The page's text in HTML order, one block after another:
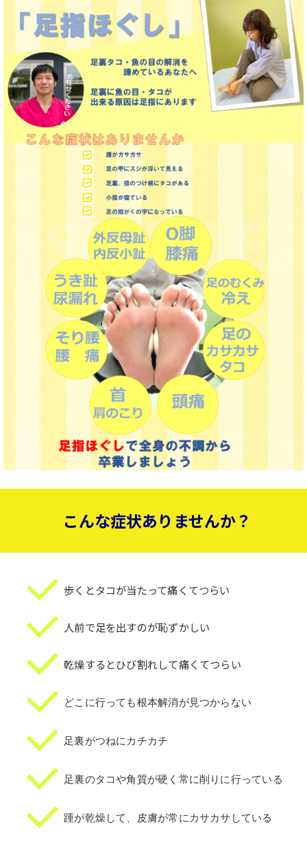
こんな症状ありませんか？
歩くとタコが当たって痛くてつらい
人前で足を出すのが恥ずかしい
乾燥するとひび割れして痛くてつらい
どこに行っても根本解消が見つからない
足裏がつねにカチカチ
足裏のタコや角質が硬く常に削りに行っている
踵が乾燥して、皮膚が常にカサカサしている